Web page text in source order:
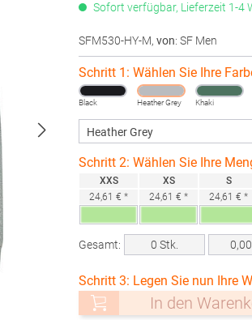
Sofort verfügbar, Lieferzeit 1-4
SFM530-HY-M, von: SF Men
Schritt 1: Wählen Sie Ihre
Black Heather Grey Khaki
Schritt 2: Wählen Sie Ihre
XXS
24,61 € *
XS
24,61 € *
S
24,61 € *
Gesamt: 0 Stk. 0,00
Schritt 3: Legen Sie nun Ihre
In den